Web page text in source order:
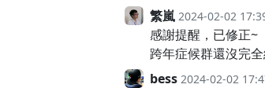
繁嵐 2024-02-02
感謝提醒，已修正~
跨年症候群還沒完
bess 2024-02-02